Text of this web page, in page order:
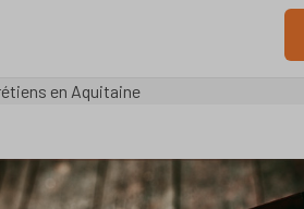
en Aquitaine